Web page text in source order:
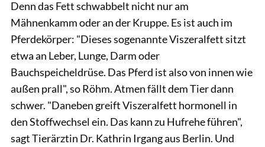
Denn das Fett schwabbelt nicht nur am
Mähnenkamm oder an der Kruppe. Es ist auch im
Pferdekörper: "Dieses sogenannte Viszeralfett sitzt
etwa an Leber, Lunge, Darm oder
Bauchspeicheldrüse. Das Pferd ist also von innen wie
außen prall", so Röhm. Atmen fällt dem Tier dann
schwer. "Daneben greift Viszeralfett hormonell in
den Stoffwechsel ein. Das kann zu Hufrehe führen",
sagt Tierärztin Dr. Kathrin Irgang aus Berlin. Und